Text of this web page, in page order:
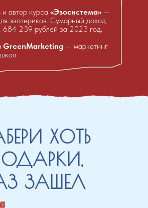
автор курса «Эзосистема» —
эзотериков. Сумарный доход
684 239 рублей за 2023 год.
GreenMarketing — маркетинг
ХОТЬ
ЗАШЕЛ